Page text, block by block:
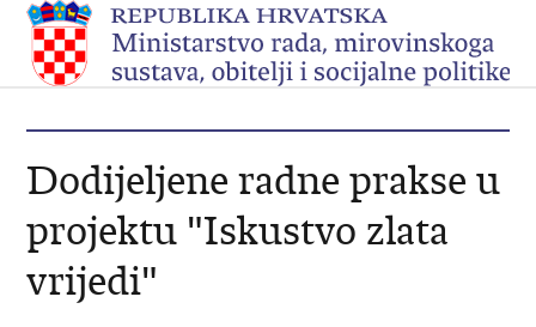
Dodijeljene radne prakse u
projektu "Iskustvo zlata
vrijedi"